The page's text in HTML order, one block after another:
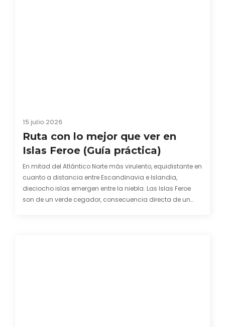
15 julio 2026
Ruta con lo mejor que ver en
Islas Feroe (Guía práctica)
En mitad del Atlántico Norte más virulento, equidistante en
cuanto a distancia entre Escandinavia e Islandia,
dieciocho islas emergen entre la niebla. Las Islas Feroe
son de un verde cegador, consecuencia directa de un